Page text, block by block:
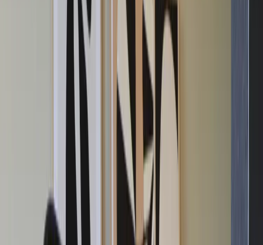
Inkommande
Varumärken
Jämför